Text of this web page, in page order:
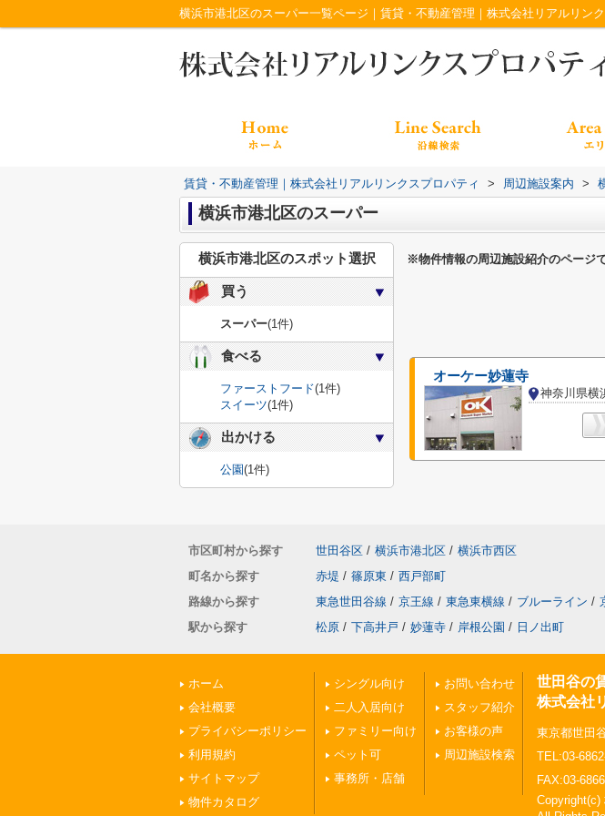
横浜市港北区のスーパー一覧ページ｜賃貸・不動産管理｜株式会社リアルリン
賃貸・不動産管理｜株式会社リアルリンクスプロパティ > 周辺施設案内 >
横浜市港北区のスーパー
※物件情報の周辺施設紹介のページ
オーケー妙蓮寺
横浜市港北区のスポット選択
買う
スーパー(1件)
食べる
ファーストフード(1件)
スイーツ(1件)
出かける
公園(1件)
市区町村から探す 世田谷区 / 横浜市港北区 / 横浜市西区
町名から探す
赤堤 / 篠原東 / 西戸部町
路線から探す
東急世田谷線 / 京王線 / 東急東横線 / ブルーライン /
駅から探す
松原 / 下高井戸 / 妙蓮寺 / 岸根公園 / 日ノ出町
ホーム
会社概要
プライバシーポリシー
利用規約
サイトマップ
物件カタログ
シングル向け
二人入居向け
ファミリー向け
ペット可
事務所・店舗
お問い合わせ
スタッフ紹介
お客様の声
周辺施設検索
世田谷の
株式会社
東京都世田
TEL:03-
FAX:03-
Copyright(c)